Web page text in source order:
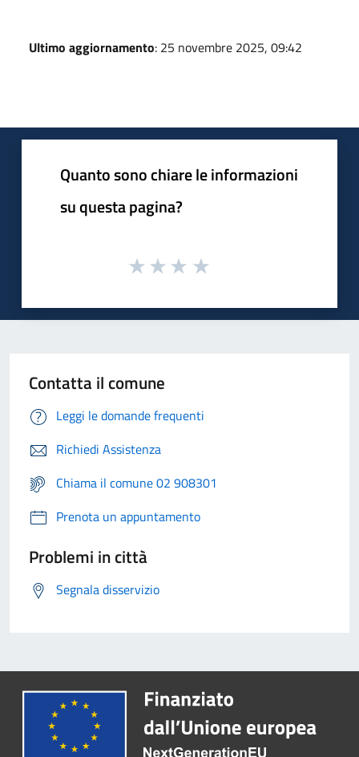
Ultimo aggiornamento: 25 novembre 2025, 09:42
Quanto sono chiare le informazioni
su questa pagina?
Contatta il comune
Leggi le domande frequenti
Richiedi Assistenza
Chiama il comune 02 908301
Prenota un appuntamento
Problemi in città
Segnala disservizio